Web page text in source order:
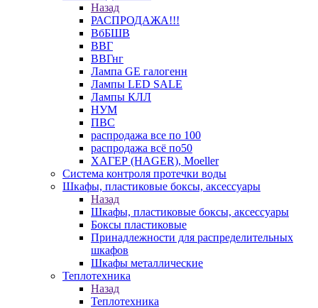
Назад
РАСПРОДАЖА!!!
ВбБШВ
ВВГ
ВВГнг
Лампа GE галогенн
Лампы LED SALE
Лампы КЛЛ
НУМ
ПВС
распродажа все по 100
распродажа всё по50
ХАГЕР (HAGER), Moeller
Система контроля протечки воды
Шкафы, пластиковые боксы, аксессуары
Назад
Шкафы, пластиковые боксы, аксессуары
Боксы пластиковые
Принадлежности для распределительных
шкафов
Шкафы металлические
Теплотехника
Назад
Теплотехника